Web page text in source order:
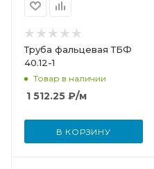
Труба фальцевая ТБФ
40.12-1
Товар в наличии
1 512.25 ₽/м
В КОРЗИНУ